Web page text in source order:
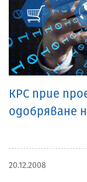
КРС прие
одобряване
20.12.2008